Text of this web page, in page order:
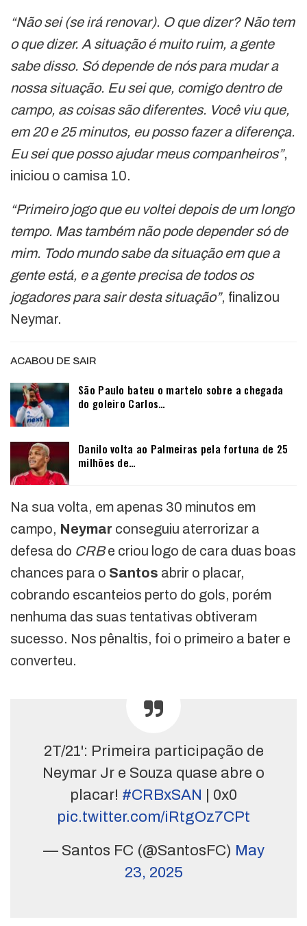
“Não sei (se irá renovar). O que dizer? Não tem
o que dizer. A situação é muito ruim, a gente
sabe disso. Só depende de nós para mudar a
nossa situação. Eu sei que, comigo dentro de
campo, as coisas são diferentes. Você viu que,
em 20 e 25 minutos, eu posso fazer a diferença.
Eu sei que posso ajudar meus companheiros”,
iniciou o camisa 10.
“Primeiro jogo que eu voltei depois de um longo
tempo. Mas também não pode depender só de
mim. Todo mundo sabe da situação em que a
gente está, e a gente precisa de todos os
jogadores para sair desta situação”, finalizou
Neymar.
ACABOU DE SAIR
São Paulo bateu o martelo sobre a chegada
do goleiro Carlos…
Danilo volta ao Palmeiras pela fortuna de 25
milhões de…
Na sua volta, em apenas 30 minutos em
campo, Neymar conseguiu aterrorizar a
defesa do CRBe criou logo de cara duas boas
chances para o Santos abrir o placar,
cobrando escanteios perto do gols, porém
nenhuma das suas tentativas obtiveram
sucesso. Nos pênaltis, foi o primeiro a bater e
converteu.
2T/21': Primeira participação de
Neymar Jr e Souza quase abre o
placar! #CRBxSAN | 0x0
pic.twitter.com/iRtgOz7CPt
— Santos FC (@SantosFC) May
23, 2025